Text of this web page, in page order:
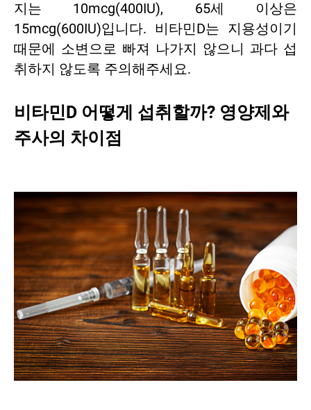
지는 10mcg(400IU), 65세 이상은
15mcg(600IU)입니다. 비타민D는 지용성이기
때문에 소변으로 빠져 나가지 않으니 과다 섭
취하지 않도록 주의해주세요.
비타민D 어떻게 섭취할까? 영양제와
주사의 차이점